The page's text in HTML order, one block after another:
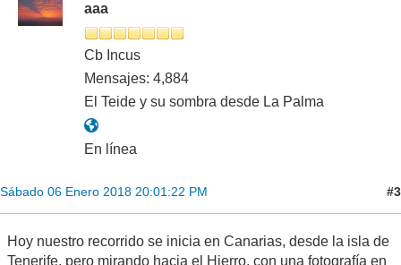
aaa
Cb Incus
Mensajes: 4,884
El Teide y su sombra desde La Palma
En línea
Sábado 06 Enero 2018 20:01:22 PM #3
Hoy nuestro recorrido se inicia en Canarias, desde la isla de
Tenerife, pero mirando hacia el Hierro, con una fotografía en